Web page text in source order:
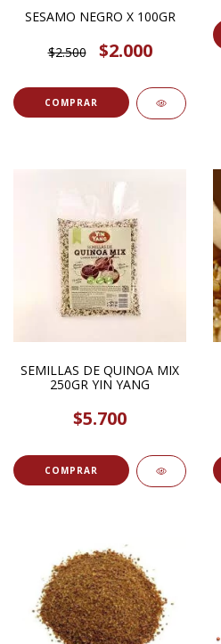
SESAMO NEGRO X 100GR
$2.500 $2.000
COMPRAR
SEMILLAS DE QUINOA MIX
250GR YIN YANG
$5.700